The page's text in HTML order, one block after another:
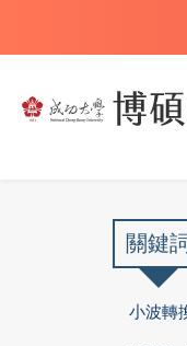
關鍵
小波轉